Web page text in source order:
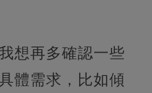
想再多確認一些
體需求，比如傾